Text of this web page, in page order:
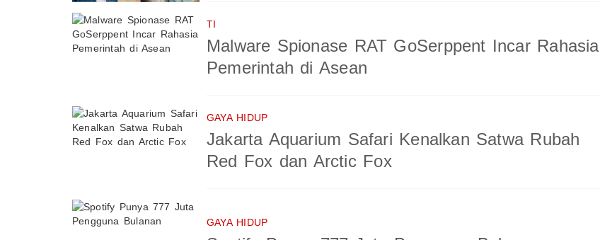
TI
Malware Spionase RAT GoSerppent Incar Rahasia
Pemerintah di Asean
GAYA HIDUP
Jakarta Aquarium Safari Kenalkan Satwa Rubah
Red Fox dan Arctic Fox
GAYA HIDUP